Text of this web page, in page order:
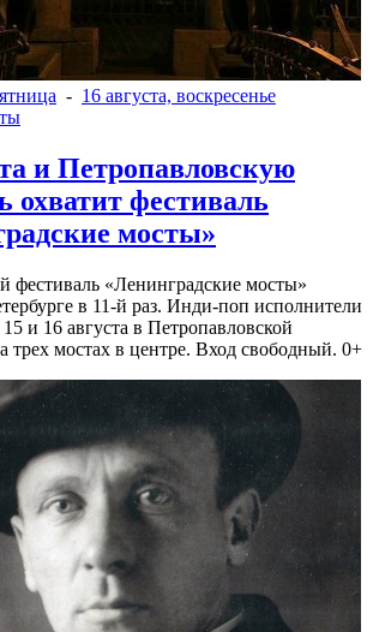
- 16 августа, воскресенье
и Петропавловскую
охватит фестиваль
мосты»
фестиваль «Ленинградские мосты»
в 11-й раз. Инди-поп исполнители
и 16 августа в Петропавловской
трех мостах в центре. Вход свободный. 0+